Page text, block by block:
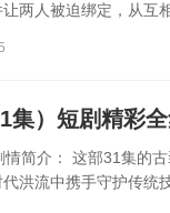
两人被迫绑定，从互
集）短剧精彩
情简介： 这部31集的
洪流中携手守护传统